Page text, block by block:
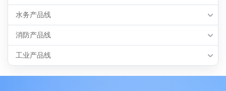
水务产品线
消防产品线
工业产品线